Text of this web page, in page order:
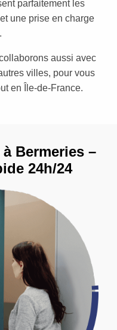
parfaitement les
une prise en charge
aussi avec
villes, pour vous
en Île-de-France.
Bermeries –
24h/24